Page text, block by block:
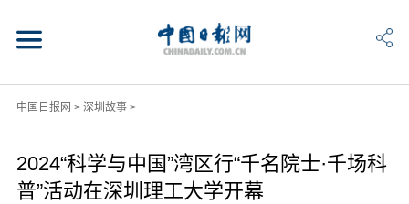
中国日报网 > 深圳故事>
2024“科学与中国”湾区行“千名院士·千场科
普”活动在深圳理工大学开幕